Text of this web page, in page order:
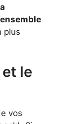
plus
le
vos